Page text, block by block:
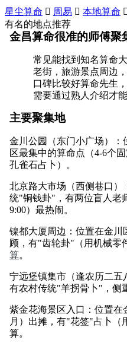
星尘算命  周易  本地算命 
有名的地点推荐
金昌算命很准的师傅聚
常见能找到知名算命
老街，旅游景点周边，
口碑比较好算命先生
需要通过熟人介绍才能
主要聚集地
金川公园（东门小广场）
区最集中的算命点（4-6个
孔雀石占卜）。
北京路大市场（西侧巷口
统"铜钱卦"，有两位盲人老
9:00）最热闹。
镍都大厦周边：位置在金
顾，有"齿轮卦"（用机械零
算。
宁远堡镇集市（逢农历二五
有农村传统"羊拐骨卜"，侧
紫金花海景区入口：位置在
月）出摊，有"花签"占卜（
算。